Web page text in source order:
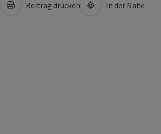
Beitrag drucken In der Nähe